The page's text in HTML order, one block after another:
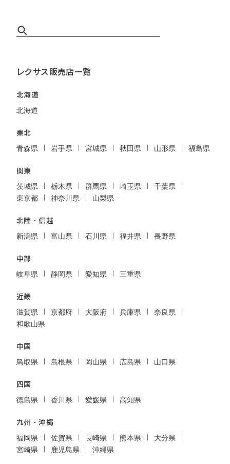
レクサス販売店一覧
北海道
北海道
東北
青森県 岩手県 宮城県 秋田県 山形県 福島県
関東
茨城県 栃木県 群馬県 埼玉県
千葉県
東京都
神奈川県 山梨県
北陸・信越
新潟県 富山県 石川県 福井県 長野県
中部
岐阜県 静岡県 愛知県 三重県
近畿
滋賀県 京都府 大阪府 兵庫県
奈良県
和歌山県
中国
鳥取県 島根県 岡山県 広島県 山口県
四国
徳島県 香川県 愛媛県 高知県
九州・沖縄
福岡県 佐賀県 長崎県 熊本県
大分県
宮崎県
鹿児島県 沖縄県